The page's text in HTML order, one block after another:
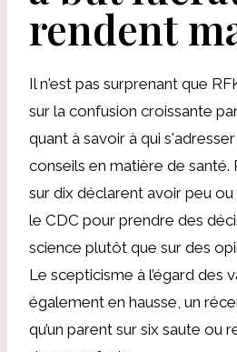
rendent
Il n'est pas surprenant que
sur la confusion croissante
quant à savoir à qui
conseils en matière de santé.
sur dix déclarent avoir peu
le CDC pour prendre des
science plutôt que sur des
Le scepticisme à l’égard des
également en hausse, un
qu’un parent sur six saute ou